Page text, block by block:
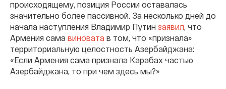
происходящему, позиция России оставалась
значительно более пассивной. За несколько дней до
начала наступления Владимир Путин заявил, что
Армения сама виновата в том, что «признала»
территориальную целостность Азербайджана:
«Если Армения сама признала Карабах частью
Азербайджана, то при чем здесь мы?»